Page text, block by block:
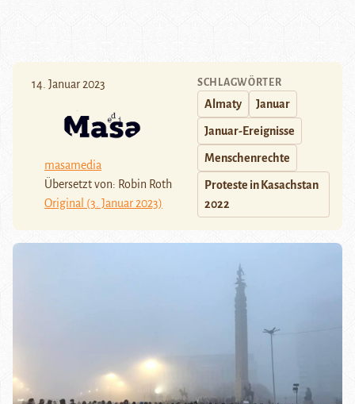
14. Januar 2023
masamedia
Übersetzt von: Robin Roth
Original (3. Januar 2023)
SCHLAGWÖRTER
Almaty Januar
Januar-Ereignisse
Menschenrechte
Proteste in Kasachstan
2022